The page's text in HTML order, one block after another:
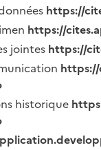
https://
https://
jointes https://
historique